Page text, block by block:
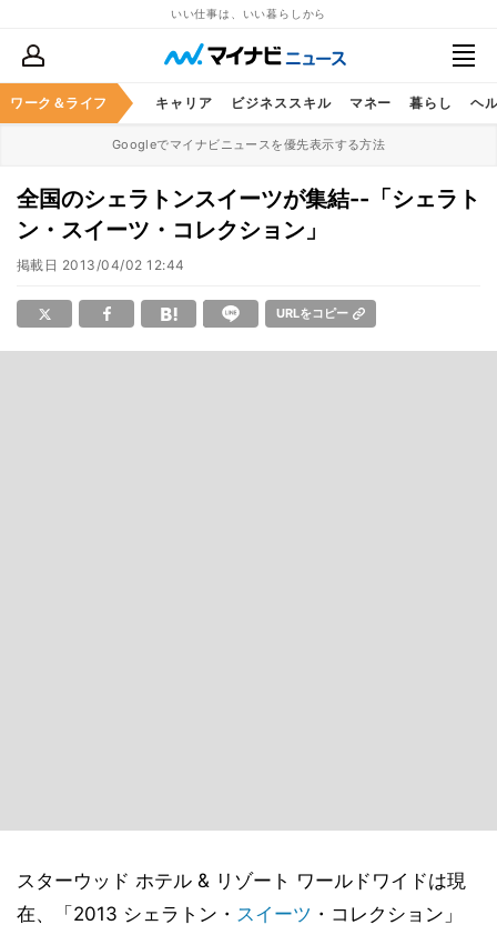
いい仕事は、いい暮らしから
ワーク＆ライフ キャリア ビジネススキル マネー 暮らし ヘ
Googleでマイナビニュースを優先表示する方法
全国のシェラトンスイーツが集結--「シェラト
ン・スイーツ・コレクション」
掲載日 2013/04/02 12:44
URLをコピー
スターウッド ホテル & リゾート ワールドワイドは現
在、「2013 シェラトン・ スイーツ ・コレクション」